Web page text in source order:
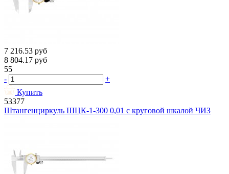
7 216.53 руб
8 804.17 руб
55
-
+
Купить
53377
Штангенциркуль ШЦК-1-300 0,01 с круговой шкалой ЧИЗ